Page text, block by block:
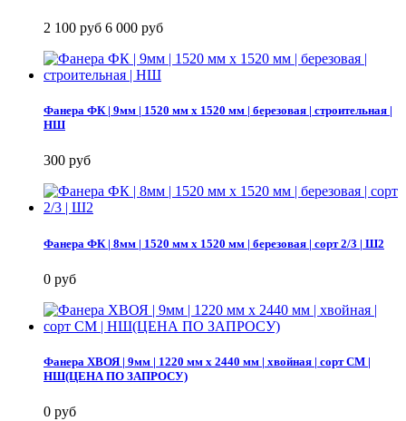
2 100 руб 6 000 руб
Фанера ФК | 9мм | 1520 мм х 1520 мм | березовая | строительная |
НШ
300 руб
Фанера ФК | 8мм | 1520 мм х 1520 мм | березовая | сорт 2/3 | Ш2
0 руб
Фанера ХВОЯ | 9мм | 1220 мм х 2440 мм | хвойная | сорт СМ |
НШ(ЦЕНА ПО ЗАПРОСУ)
0 руб